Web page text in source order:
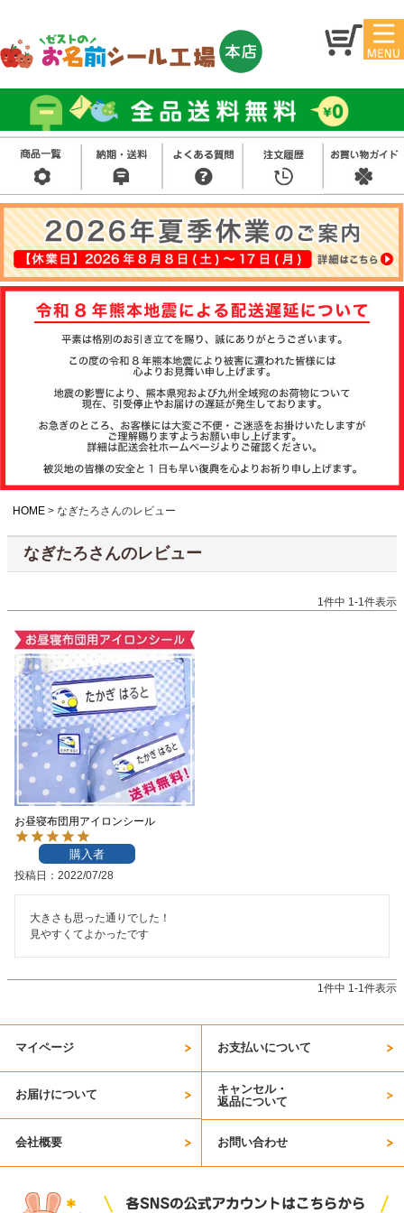
マイ
ジ
お名
前シ
ール
アイ
ロン
シー
ル
お買
い得
セッ
ト
スタ
ンプ
その
他
注文履歴
について
らせ
HOME なぎたろさんのレビュー
なぎたろさんのレビュー
1件中 1-1件表示
お昼寝布団用アイロンシール
購入者
投稿日 2022/07/28
大きさも思った通りでした！
見やすくてよかったです
1件中 1-1件表示
マイページ お支払いについて
お届けについて
キャンセル・
返品について
会社概要 お問い合わせ